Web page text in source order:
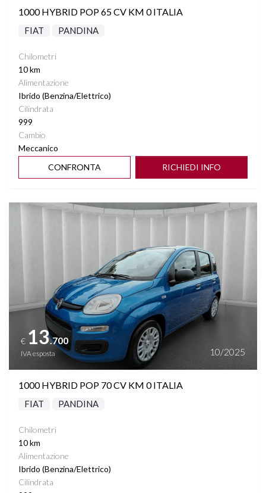
1000 HYBRID POP 65 CV KM 0 ITALIA
FIAT PANDINA
Chilometri
10 km
Alimentazione
Ibrido (Benzina/Elettrico)
Cilindrata
999
Cambio
Meccanico
CONFRONTA
RICHIEDI INFO
Vedi dettagli
€ 13.700
IVA esposta 10/2025
1000 HYBRID POP 70 CV KM 0 ITALIA
FIAT PANDINA
Chilometri
10 km
Alimentazione
Ibrido (Benzina/Elettrico)
Cilindrata